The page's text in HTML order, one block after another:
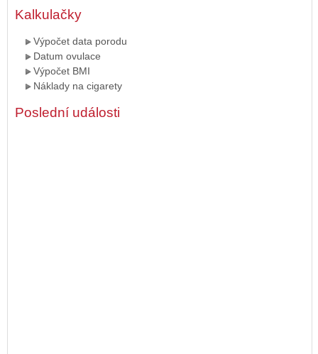
Kalkulačky
Výpočet data porodu
Datum ovulace
Výpočet BMI
Náklady na cigarety
Poslední události